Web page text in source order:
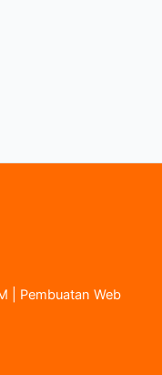
| Pembuatan Web